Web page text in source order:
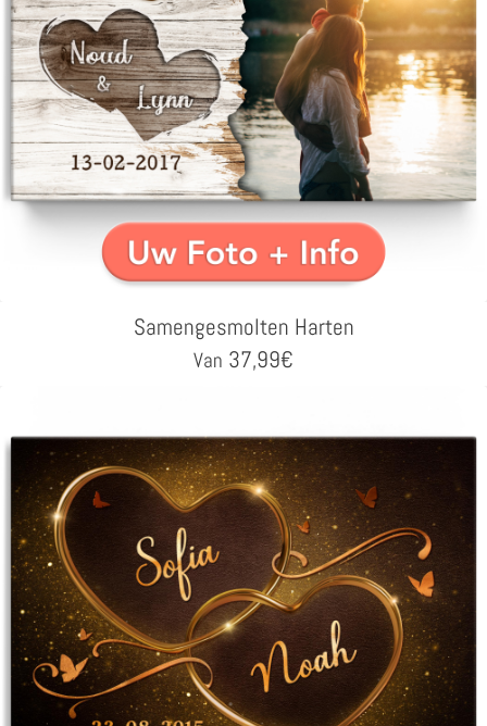
Samengesmolten Harten
Van 37,99€